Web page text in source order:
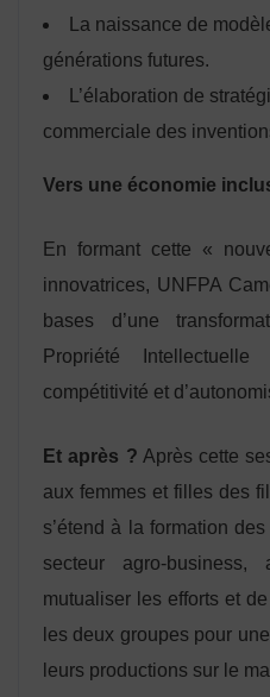
La naissance de
générations futures.
L’élaboration de
commerciale des
Vers une économie
En formant cette «
innovatrices, UNFPA
bases d’une
Propriété
compétitivité et
Et après ? Après cette
aux femmes et filles des
s’étend à la formation
secteur agro-
mutualiser les efforts et
les deux groupes pour
leurs productions sur le